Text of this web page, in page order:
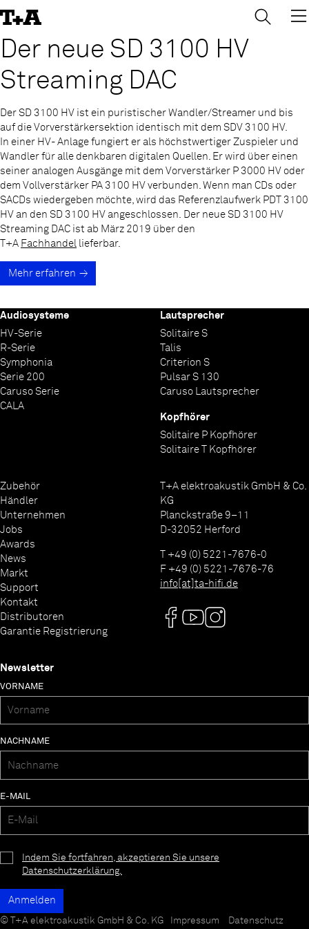
to
Der neue SD 3100 HV
Streaming DAC
Der SD 3100 HV ist ein puristischer Wandler/Streamer und bis
auf die Vorverstärkersektion identisch mit dem SDV 3100 HV.
In einer HV- Anlage fungiert er als höchstwertiger Zuspieler und
Wandler für alle denkbaren digitalen Quellen. Er wird über einen
seiner analogen Ausgänge mit dem Vorverstärker P 3000 HV oder
dem Vollverstärker PA 3100 HV verbunden. Wenn man CDs oder
SACDs wiedergeben möchte, wird das Referenzlaufwerk PDT 3100
HV an den SD 3100 HV angeschlossen. Der neue SD 3100 HV
Streaming DAC ist ab März 2019 über den
T+A Fachhandel lieferbar.
Mehr erfahren
Audiosysteme
HV-Serie
R-Serie
Symphonia
Serie 200
Caruso Serie
CALA
Lautsprecher
Solitaire S
Talis
Criterion S
Pulsar S 130
Caruso Lautsprecher
Kopfhörer
Solitaire P Kopfhörer
Solitaire T Kopfhörer
Zubehör
Händler
Unternehmen
Jobs
Awards
News
Markt
Support
Kontakt
Distributoren
Garantie Registrierung
T+A elektroakustik GmbH & Co.
KG
Planckstraße 9–11
D-32052 Herford
T +49 (0) 5221-7676-0
F +49 (0) 5221-7676-76
info[at]ta-hifi.de
Newsletter
VORNAME
NACHNAME
E-MAIL
Indem Sie fortfahren, akzeptieren Sie unsere
Datenschutzerklärung.
© T+A elektroakustik GmbH & Co. KG Impressum Datenschutz
→ ×